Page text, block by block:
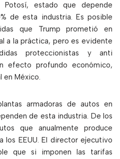
estado que depende
de esta industria. Es posible
que Trump prometió en
a la práctica, pero es evidente
proteccionistas y anti
efecto profundo económico,
México.
armadoras de autos en
de esta industria. De los
que anualmente produce
los EEUU. El director ejecutivo
que si imponen las tarifas